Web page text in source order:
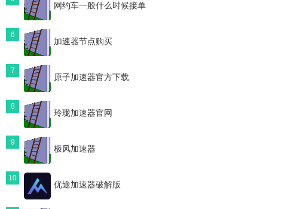
网约车一般什么时候接单
6
加速器节点购买
7
原子加速器官方下载
8
玲珑加速器官网
9
极风加速器
10
优途加速器破解版